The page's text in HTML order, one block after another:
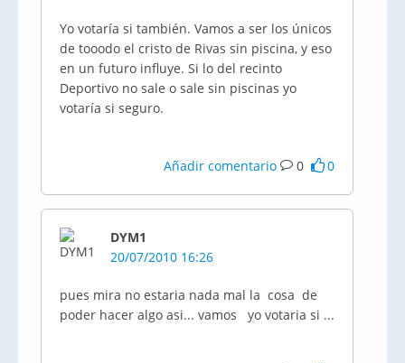
Yo votaría si también. Vamos a ser los únicos
de tooodo el cristo de Rivas sin piscina, y eso
en un futuro influye. Si lo del recinto
Deportivo no sale o sale sin piscinas yo
votaría si seguro.
Añadir comentario 0 0
DYM1
20/07/2010 16:26
pues mira no estaria nada mal la cosa de
poder hacer algo asi... vamos yo votaria si ...